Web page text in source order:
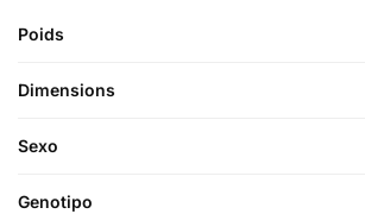
Poids
Dimensions
Sexo
Genotipo